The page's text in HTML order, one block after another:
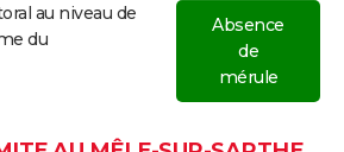
au niveau de
du
Absence
de
mérule